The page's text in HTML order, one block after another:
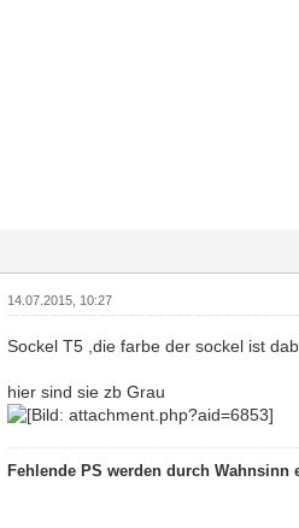
14.07.2015, 10:27
Sockel T5 ,die farbe der sockel ist
hier sind sie zb Grau
Fehlende PS werden durch Wahnsinn